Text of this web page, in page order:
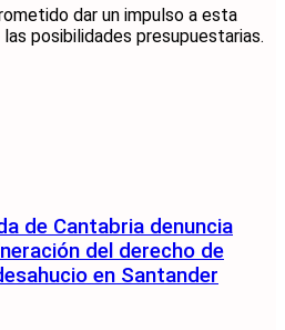
dar un impulso a esta
posibilidades presupuestarias.
de Cantabria denuncia
del derecho de
en Santander